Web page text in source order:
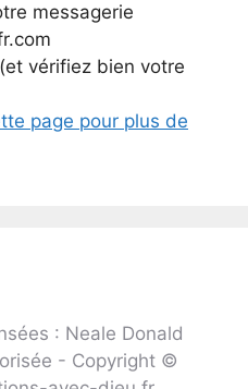
messagerie
vérifiez bien votre
page pour plus de
: Neale Donald
- Copyright ©